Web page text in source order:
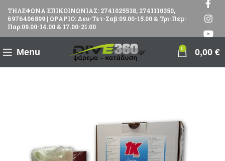
ΤΗΛΕΦΩΝΑ ΕΠΙΚΟΙΝΩΝΙΑΣ: 2741025538, 2741110350,
6976406899 | ΩΡΑΡΙΟ: Δευ-Τετ-Σαβ:09.00-15.00 & Τρι-Πεμ-
Παρ:09.00-14.00 & 17.00-21.00
Menu 0 0,00 €